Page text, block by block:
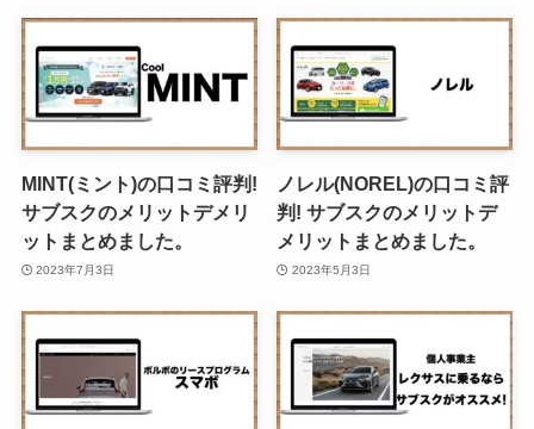
MINT(ミント)の口コミ評判!
サブスクのメリットデメリ
ットまとめました。
2023年7月3日
ノレル(NOREL)の口コミ評
判! サブスクのメリットデ
メリットまとめました。
2023年5月3日